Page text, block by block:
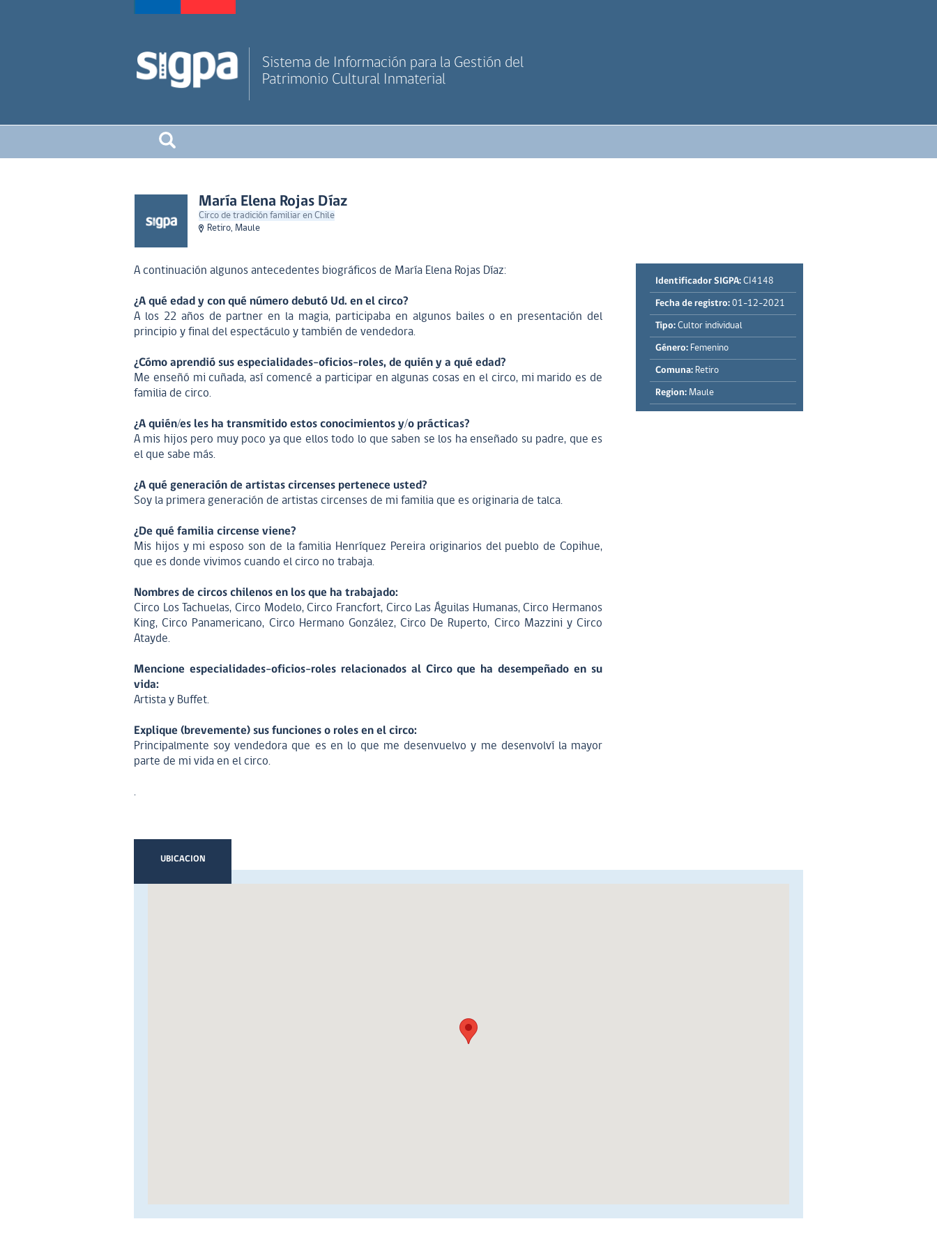
Sistema de Información para la Gestión del
Patrimonio Cultural Inmaterial
María Elena Rojas Díaz
Circo de tradición familiar en Chile
Retiro, Maule
A continuación algunos antecedentes biográficos de María Elena Rojas Díaz:
¿A qué edad y con qué número debutó Ud. en el circo?
A los 22 años de partner en la magia, participaba en algunos bailes o en presentación del
principio y final del espectáculo y también de vendedora.
¿Cómo aprendió sus especialidades-oficios-roles, de quién y a qué edad?
Me enseñó mi cuñada, así comencé a participar en algunas cosas en el circo, mi marido es de
familia de circo.
¿A quién/es les ha transmitido estos conocimientos y/o prácticas?
A mis hijos pero muy poco ya que ellos todo lo que saben se los ha enseñado su padre, que es
el que sabe más.
¿A qué generación de artistas circenses pertenece usted?
Soy la primera generación de artistas circenses de mi familia que es originaria de talca.
¿De qué familia circense viene?
Mis hijos y mi esposo son de la familia Henríquez Pereira originarios del pueblo de Copihue,
que es donde vivimos cuando el circo no trabaja.
Nombres de circos chilenos en los que ha trabajado:
Circo Los Tachuelas, Circo Modelo, Circo Francfort, Circo Las Águilas Humanas, Circo Hermanos
King, Circo Panamericano, Circo Hermano González, Circo De Ruperto, Circo Mazzini y Circo
Atayde.
Mencione especialidades-oficios-roles relacionados al Circo que ha desempeñado en su
vida:
Artista y Buffet.
Explique (brevemente) sus funciones o roles en el circo:
Principalmente soy vendedora que es en lo que me desenvuelvo y me desenvolví la mayor
parte de mi vida en el circo.
.
Identificador SIGPA: CI4148
Fecha de registro: 01-12-2021
Tipo: Cultor individual
Género: Femenino
Comuna: Retiro
Region: Maule
UBICACION